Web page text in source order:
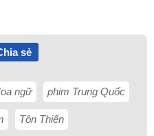
sẻ
ngữ phim Trung Quốc
Tôn Thiến